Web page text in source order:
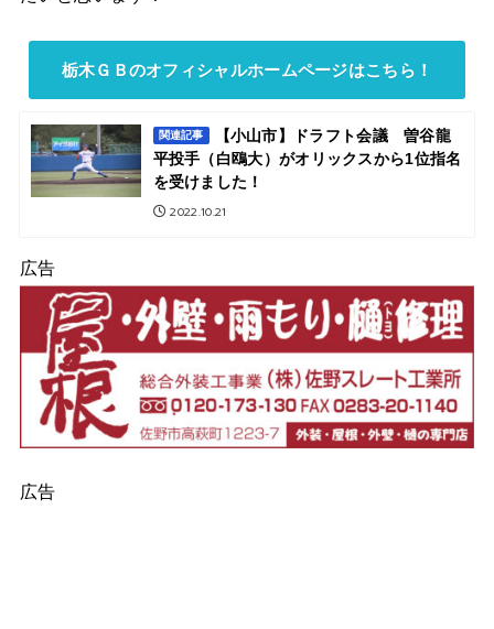
栃木ＧＢのオフィシャルホームページはこちら！
関連記事
【小山市】ドラフト会議 曽谷龍
平投手（白鴎大）がオリックスから1位指名
を受けました！
2022.10.21
広告
広告